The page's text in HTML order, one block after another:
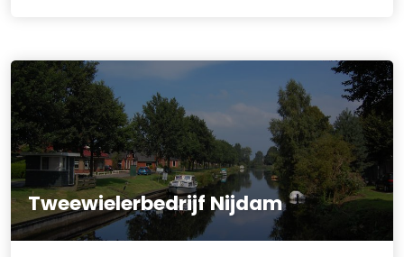
Tweewielerbedrijf Nijdam